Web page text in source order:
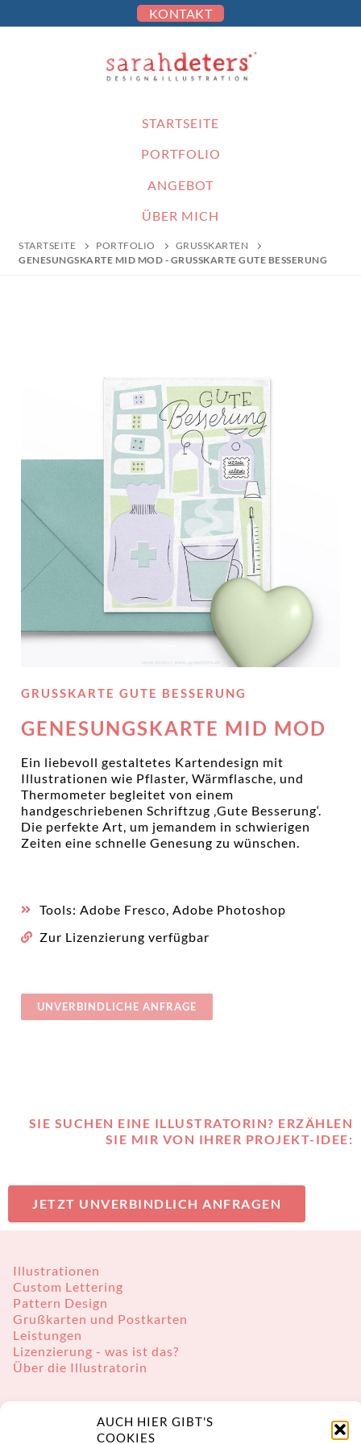
AUCH HIER GIBT'S
COOKIES
KONTAKT
STARTSEITE
PORTFOLIO
ANGEBOT
ÜBER MICH
STARTSEITE PORTFOLIO
GRUSSKARTEN
GENESUNGSKARTE MID MOD - GRUSSKARTE GUTE BESSERUNG
GRUSSKARTE GUTE BESSERUNG
GENESUNGSKARTE MID MOD
Ein liebevoll gestaltetes Kartendesign mit
Illustrationen wie Pflaster, Wärmflasche, und
Thermometer begleitet von einem
handgeschriebenen Schriftzug ‚Gute Besserung‘.
Die perfekte Art, um jemandem in schwierigen
Zeiten eine schnelle Genesung zu wünschen.
Tools: Adobe Fresco, Adobe Photoshop
Zur Lizenzierung verfügbar
UNVERBINDLICHE ANFRAGE
SIE SUCHEN EINE ILLUSTRATORIN? ERZÄHLEN
SIE MIR VON IHRER PROJEKT-IDEE:
JETZT UNVERBINDLICH ANFRAGEN
Illustrationen
Custom Lettering
Pattern Design
Grußkarten und Postkarten
Leistungen
Lizenzierung - was ist das?
Über die Illustratorin